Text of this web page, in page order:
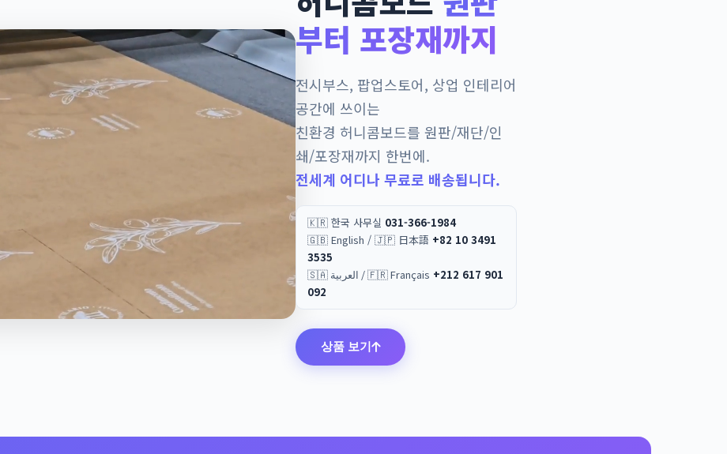
부터 포장재까지
전시부스, 팝업스토어, 상업 인테리어
공간에 쓰이는
친환경 허니콤보드를 원판/재단/인
쇄/포장재까지 한번에.
전세계 어디나 무료로 배송됩니다.
🇰🇷 한국 사무실 031-366-1984
🇬🇧 English / 🇯🇵 日本語 +82 10 3491
3535
🇸🇦 العربية / 🇫🇷 Français +212 617 901
092
상품 보기